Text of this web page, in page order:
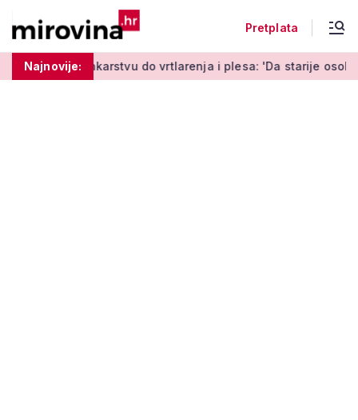
Pretplata
Najnovije:
do vrtlarenja i plesa: 'Da starije osobe ne ostavimo